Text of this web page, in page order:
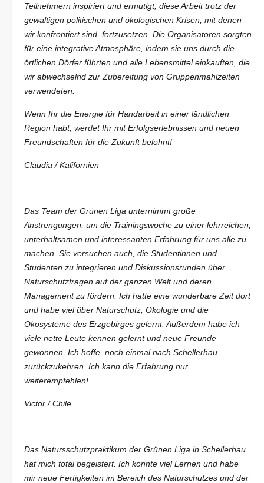
Teilnehmern inspiriert und ermutigt, diese Arbeit trotz der
gewaltigen politischen und ökologischen Krisen, mit denen
wir konfrontiert sind, fortzusetzen. Die Organisatoren sorgten
für eine integrative Atmosphäre, indem sie uns durch die
örtlichen Dörfer führten und alle Lebensmittel einkauften, die
wir abwechselnd zur Zubereitung von Gruppenmahlzeiten
verwendeten.
Wenn Ihr die Energie für Handarbeit in einer ländlichen
Region habt, werdet Ihr mit Erfolgserlebnissen und neuen
Freundschaften für die Zukunft belohnt!
Claudia / Kalifornien
Das Team der Grünen Liga unternimmt große
Anstrengungen, um die Trainingswoche zu einer lehrreichen,
unterhaltsamen und interessanten Erfahrung für uns alle zu
machen. Sie versuchen auch, die Studentinnen und
Studenten zu integrieren und Diskussionsrunden über
Naturschutzfragen auf der ganzen Welt und deren
Management zu fördern. Ich hatte eine wunderbare Zeit dort
und habe viel über Naturschutz, Ökologie und die
Ökosysteme des Erzgebirges gelernt. Außerdem habe ich
viele nette Leute kennen gelernt und neue Freunde
gewonnen. Ich hoffe, noch einmal nach Schellerhau
zurückzukehren. Ich kann die Erfahrung nur
weiterempfehlen!
Victor / Chile
Das Natursschutzpraktikum der Grünen Liga in Schellerhau
hat mich total begeistert. Ich konnte viel Lernen und habe
mir neue Fertigkeiten im Bereich des Naturschutzes und der